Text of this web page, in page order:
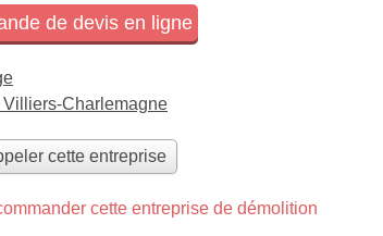
de devis en ligne
Villiers-Charlemagne
cette entreprise
cette entreprise de démolition